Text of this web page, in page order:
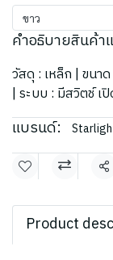
ขาว
คำอธิบายสินค้า
วัสดุ : เหล็ก | ขนา
| ระบบ : มีสวิตช์ เ
แบรนด์:
แชร์
Product